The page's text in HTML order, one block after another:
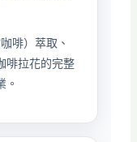
啡）萃取、
啡拉花的完整
。